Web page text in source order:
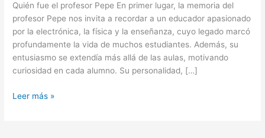
Quién fue el profesor Pepe En primer lugar, la memoria del
profesor Pepe nos invita a recordar a un educador apasionado
por la electrónica, la física y la enseñanza, cuyo legado marcó
profundamente la vida de muchos estudiantes. Además, su
entusiasmo se extendía más allá de las aulas, motivando
curiosidad en cada alumno. Su personalidad, […]
Leer más »